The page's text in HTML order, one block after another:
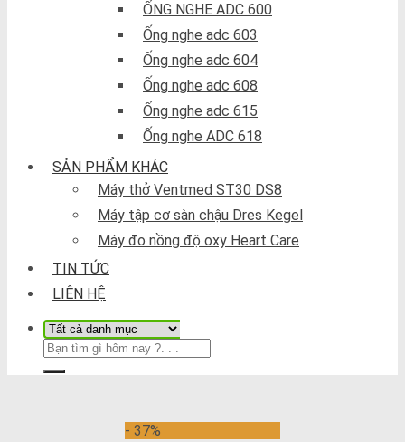
ỐNG NGHE ADC 600
Ống nghe adc 603
Ống nghe adc 604
Ống nghe adc 608
Ống nghe adc 615
Ống nghe ADC 618
SẢN PHẨM KHÁC
Máy thở Ventmed ST30 DS8
Máy tập cơ sàn chậu Dres Kegel
Máy đo nồng độ oxy Heart Care
TIN TỨC
LIÊN HỆ
- 37%